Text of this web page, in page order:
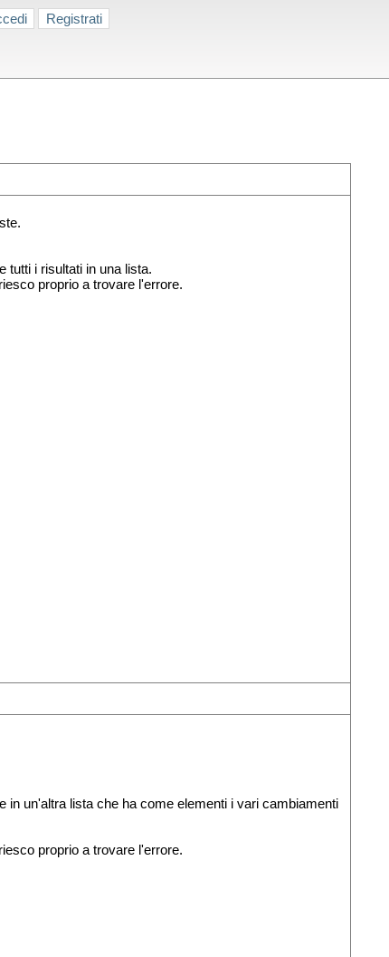
Registrati
tutti i risultati in una lista.
proprio a trovare l'errore.
in un'altra lista che ha come elementi i vari cambiamenti
proprio a trovare l'errore.